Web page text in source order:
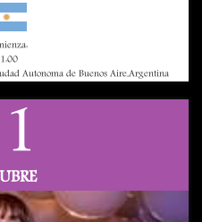
Autonoma de Buenos Aire,Argentina